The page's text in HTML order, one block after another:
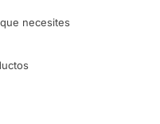
necesites